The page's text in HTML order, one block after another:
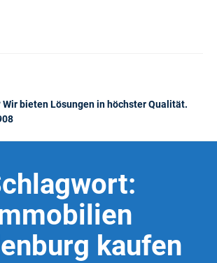
Wir bieten Lösungen in höchster Qualität.
kaufen